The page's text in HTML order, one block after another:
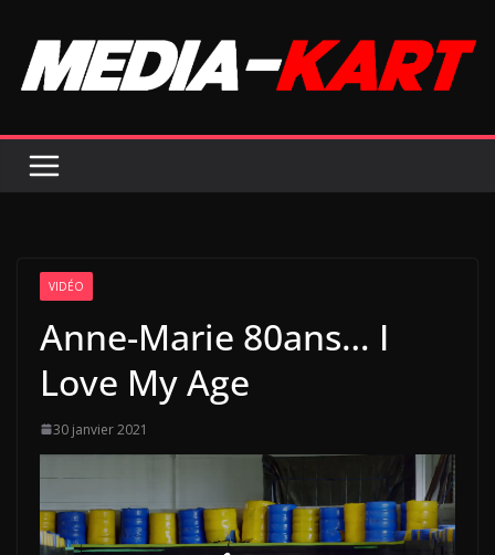
contenu
VIDÉO
Anne-Marie 80ans… I
Love My Age
30 janvier 2021